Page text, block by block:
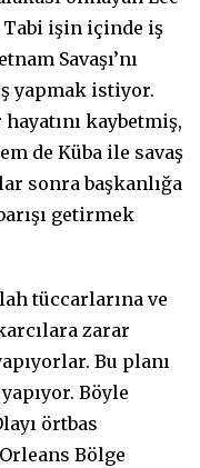
Tabi işin içinde iş
Savaşı’nı
yapmak istiyor.
kaybetmiş,
de Küba ile savaş
sonra başkanlığa
getirmek
tüccarlarına ve
zarar
Bu planı
Böyle
örtbas
Bölge